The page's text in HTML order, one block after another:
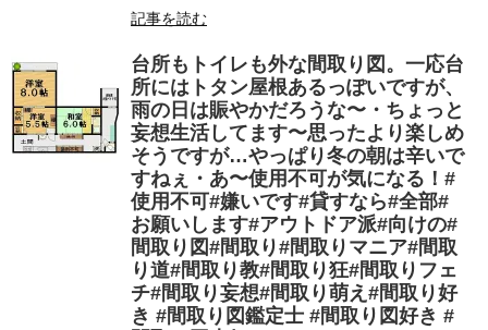
記事を読む
台所もトイレも外な間取り図。一応台
所にはトタン屋根あるっぽいですが、
雨の日は賑やかだろうな〜・ちょっと
妄想生活してます〜思ったより楽しめ
そうですが…やっぱり冬の朝は辛いで
すねぇ・あ〜使用不可が気になる！#
使用不可#嫌いです#貸すなら#全部#
お願いします#アウトドア派#向けの#
間取り図#間取り#間取りマニア#間取
り道#間取り教#間取り狂#間取りフェ
チ#間取り妄想#間取り萌え#間取り好
き #間取り図鑑定士 #間取り図好き #